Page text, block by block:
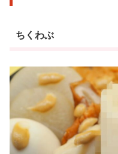
ちくわぶ